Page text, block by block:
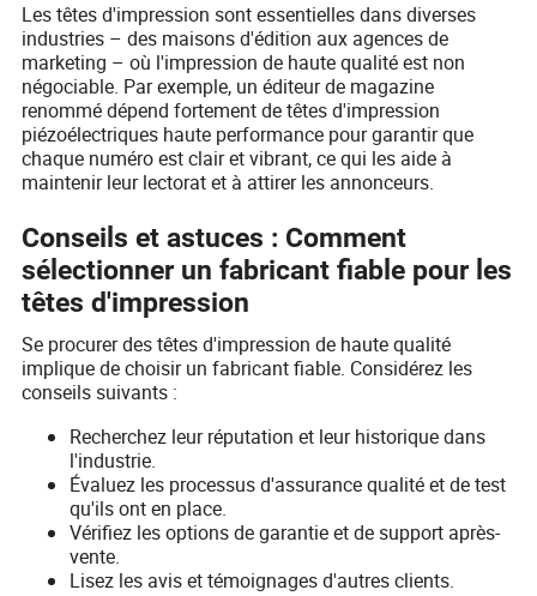
Les têtes d'impression sont essentielles dans diverses
industries – des maisons d'édition aux agences de
marketing – où l'impression de haute qualité est non
négociable. Par exemple, un éditeur de magazine
renommé dépend fortement de têtes d'impression
piézoélectriques haute performance pour garantir que
chaque numéro est clair et vibrant, ce qui les aide à
maintenir leur lectorat et à attirer les annonceurs.
Conseils et astuces : Comment
sélectionner un fabricant fiable pour les
têtes d'impression
Se procurer des têtes d'impression de haute qualité
implique de choisir un fabricant fiable. Considérez les
conseils suivants :
Recherchez leur réputation et leur historique dans
l'industrie.
Évaluez les processus d'assurance qualité et de test
qu'ils ont en place.
Vérifiez les options de garantie et de support après-
vente.
Lisez les avis et témoignages d'autres clients.